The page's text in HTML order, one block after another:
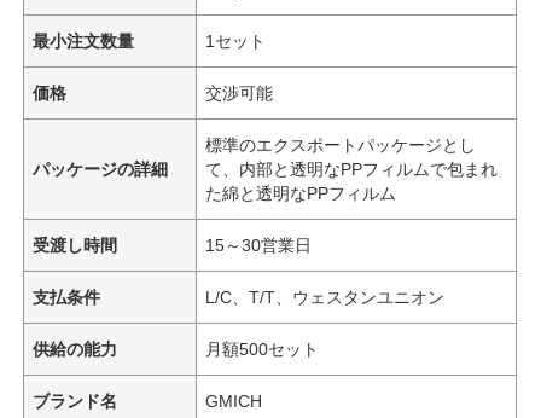
最小注文数量 1セット
価格 交渉可能
パッケージの詳細
標準のエクスポートパッケージとし
て、内部と透明なPPフィルムで包まれ
た綿と透明なPPフィルム
受渡し時間 15～30営業日
支払条件 L/C、T/T、ウェスタンユニオン
供給の能力 月額500セット
ブランド名 GMICH